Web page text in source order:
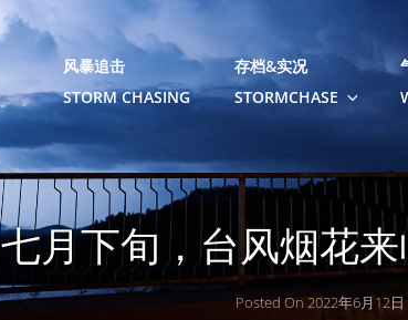
风暴追击
STORM CHASING
存档&实况
STORMCHASE
七月下旬，台风烟花
Posted On2022年6月12日